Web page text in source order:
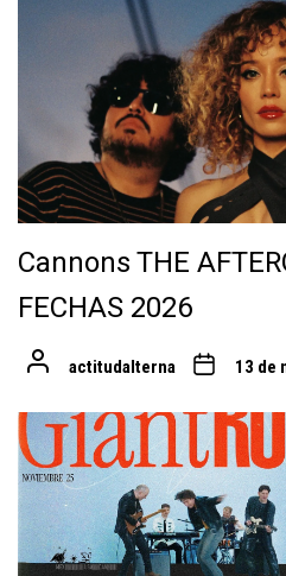
Cannons THE
FECHAS 2026
actitudalterna 13 de